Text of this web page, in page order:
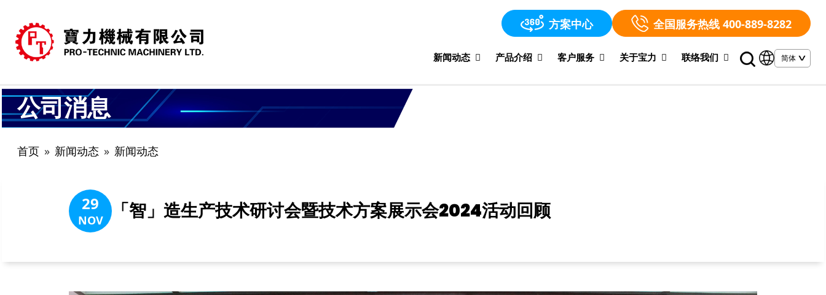
方案中心 全国服务热线 400-889-8282
新闻动态 产品介绍 客户服务 关于宝力 联络我们
公司消息
首页 新闻动态 新闻动态
29
NOV 「智」造生产技术研讨会暨技术方案展示会2024活动回顾